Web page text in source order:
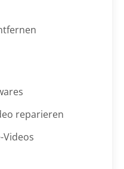
reparieren
Videos